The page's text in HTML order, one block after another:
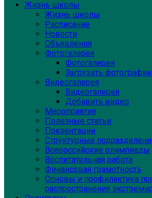
Жизнь школы
Жизнь школы
Расписание
Новости
Объявления
Фотогалерея
Фотогалерея
Загрузить фотографии
Видеогалерея
Видеогалерея
Добавить видео
Мероприятия
Полезные статьи
Презентации
Структурные
Всероссийские олимпиады
Воспитательная работа
Финансовая грамотность
Основы и профилактика
распространения